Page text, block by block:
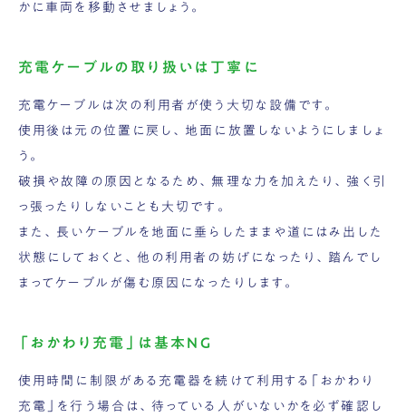
かに車両を移動させましょう。
充電ケーブルの取り扱いは丁寧に
充電ケーブルは次の利用者が使う大切な設備です。
使用後は元の位置に戻し、地面に放置しないようにしましょ
う。
破損や故障の原因となるため、無理な力を加えたり、強く引
っ張ったりしないことも大切です。
また、長いケーブルを地面に垂らしたままや道にはみ出した
状態にしておくと、他の利用者の妨げになったり、踏んでし
まってケーブルが傷む原因になったりします。
「おかわり充電」は基本NG
使用時間に制限がある充電器を続けて利用する「おかわり
充電」を行う場合は、待っている人がいないかを必ず確認し